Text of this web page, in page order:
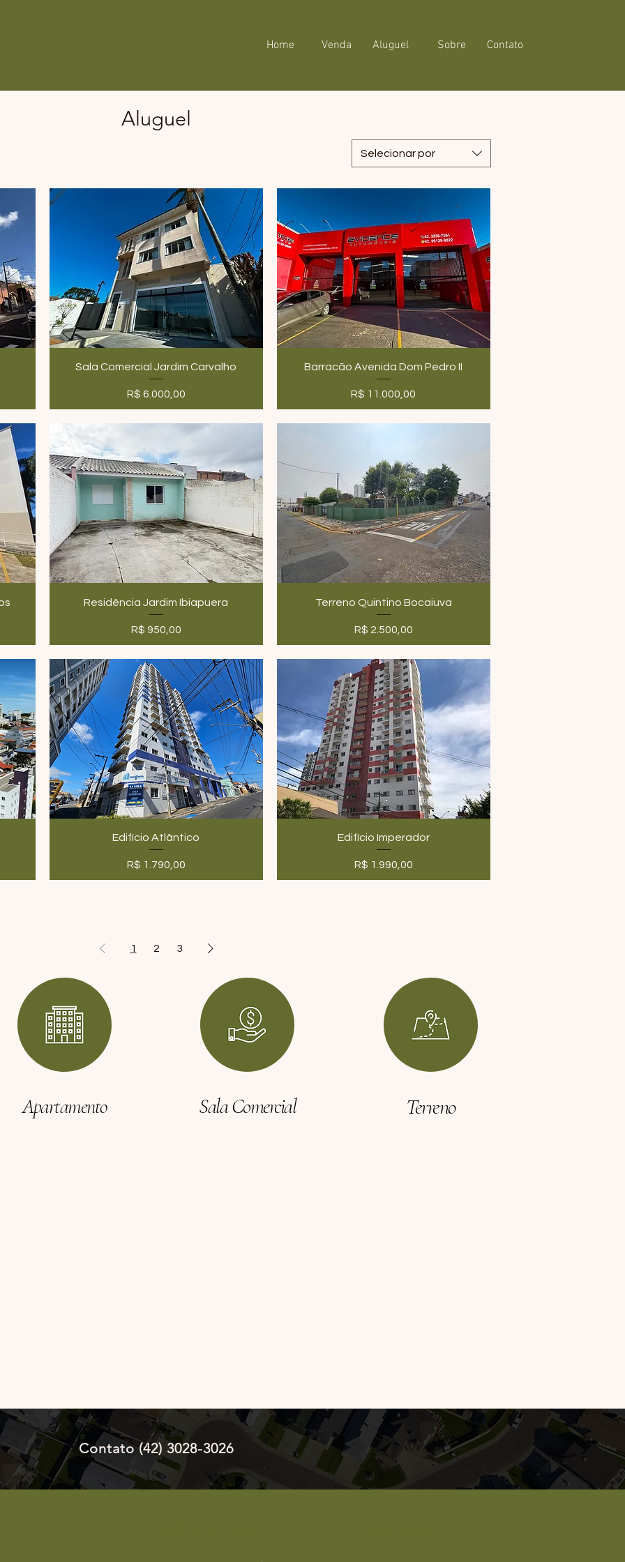
Home Venda Aluguel Sobre Contato
Aluguel
Selecionar por
Sala Comercial Jardim Carvalho
Preço
R$ 6.000,00
Barracão Avenida Dom Pedro II
Preço
R$ 11.000,00
Residência Jardim Ibiapuera
Preço
R$ 950,00
Terreno Quintino Bocaiuva
Preço
R$ 2.500,00
Edifício Atlântico
Preço
R$ 1.790,00
Edifício Imperador
Preço
R$ 1.990,00
1 2 3
Apartamento Sala Comercial Terreno
Contato (42) 3028-3026